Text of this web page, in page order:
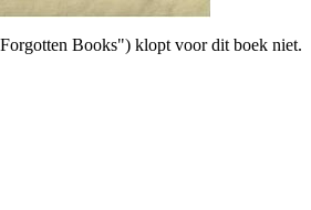
Books") klopt voor dit boek niet.